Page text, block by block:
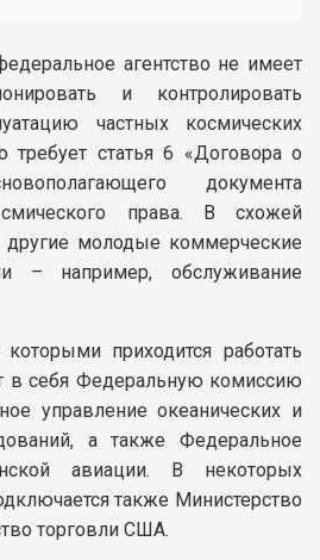
агентство не имеет
и контролировать
частных космических
требует статья 6 «Договора о
документа
права. В схожей
другие молодые коммерческие
– например, обслуживание
приходится работать
в себя Федеральную комиссию
управление океанических и
а также Федеральное
авиации. В некоторых
также Министерство
торговли США.